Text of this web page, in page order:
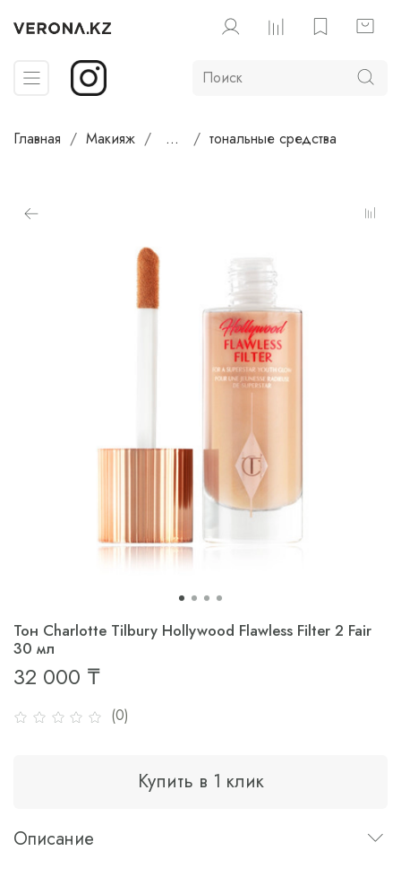
Главная Макияж ... тональные средства
(0)
Тон Charlotte Tilbury Hollywood Flawless Filter 2 Fair
30 мл
32 000 ₸
Купить в 1 клик
Описание